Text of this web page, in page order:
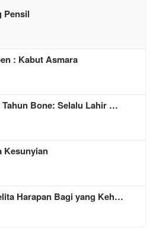
Pensil
: Kabut Asmara
Tahun Bone: Selalu Lahir …
Kesunyian
Harapan Bagi yang Keh…